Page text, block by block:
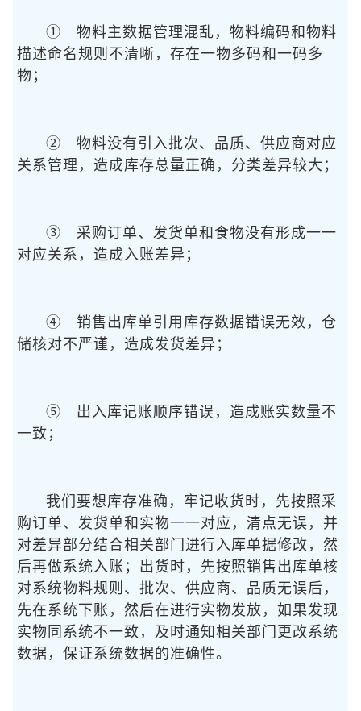
① 物料主数据管理混乱，物料编码和物料
描述命名规则不清晰，存在一物多码和一码多
物；
② 物料没有引入批次、品质、供应商对应
关系管理，造成库存总量正确，分类差异较大；
③ 采购订单、发货单和食物没有形成一一
对应关系，造成入账差异；
④ 销售出库单引用库存数据错误无效，仓
储核对不严谨，造成发货差异；
⑤ 出入库记账顺序错误，造成账实数量不
一致；
我们要想库存准确，牢记收货时，先按照采
购订单、发货单和实物一一对应，清点无误，并
对差异部分结合相关部门进行入库单据修改，然
后再做系统入账；出货时，先按照销售出库单核
对系统物料规则、批次、供应商、品质无误后，
先在系统下账，然后在进行实物发放，如果发现
实物同系统不一致，及时通知相关部门更改系统
数据，保证系统数据的准确性。